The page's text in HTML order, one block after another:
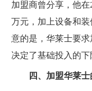
加盟商曾分享，他
万元，加上设备和
意的是，华莱士要
决定了基础投入的下
四、加盟华莱